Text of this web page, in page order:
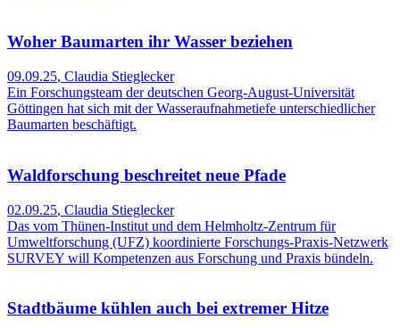
Woher Baumarten ihr Wasser beziehen
09.09.25, Claudia Stieglecker
Ein Forschungsteam der deutschen Georg-August-Universität
Göttingen hat sich mit der Wasseraufnahmetiefe unterschiedlicher
Baumarten beschäftigt.
Waldforschung beschreitet neue Pfade
02.09.25, Claudia Stieglecker
Das vom Thünen-Institut und dem Helmholtz-Zentrum für
Umweltforschung (UFZ) koordinierte Forschungs-Praxis-Netzwerk
SURVEY will Kompetenzen aus Forschung und Praxis bündeln.
Stadtbäume kühlen auch bei extremer Hitze